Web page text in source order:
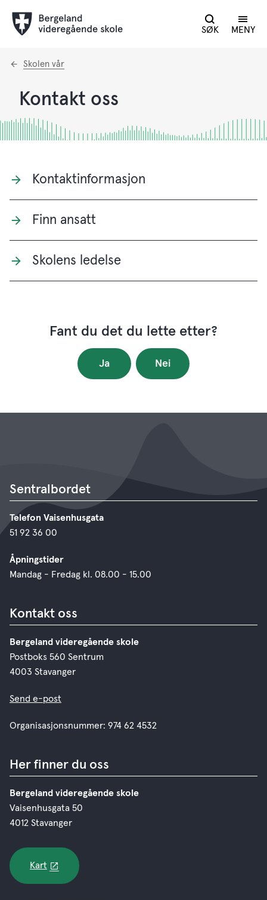
SØK MENY
Du
Skolen vår
Kontakt oss
Kontaktinformasjon
Finn ansatt
Skolens ledelse
Fant du det du lette etter?
Ja Nei
Sentralbordet
Telefon Vaisenhusgata
51 92 36 00
Åpningstider
Mandag - Fredag kl. 08.00 - 15.00
Kontakt oss
Bergeland videregående skole
Postboks 560 Sentrum
4003 Stavanger
Send e-post
Organisasjonsnummer: 974 62 4532
Her finner du oss
Bergeland videregående skole
Vaisenhusgata 50
4012 Stavanger
Kart